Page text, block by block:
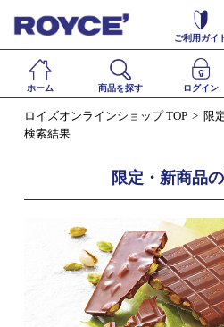
ご利用ガイ
ホーム 商品を探す ログイン
ロイズオンラインショップ TOP
限
検索結果
限定・新商品